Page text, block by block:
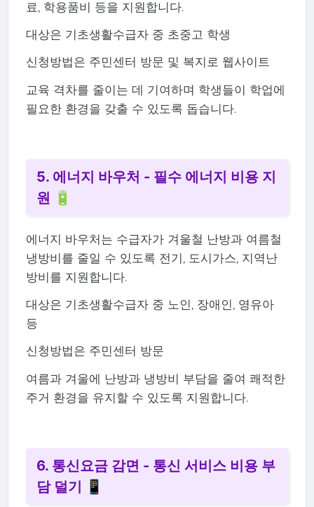
료, 학용품비 등을 지원합니다.
대상은 기초생활수급자 중 초중고 학생
신청방법은 주민센터 방문 및 복지로 웹사이트
교육 격차를 줄이는 데 기여하며 학생들이 학업에
필요한 환경을 갖출 수 있도록 돕습니다.
5. 에너지 바우처 - 필수 에너지 비용 지
원 🔋
에너지 바우처는 수급자가 겨울철 난방과 여름철
냉방비를 줄일 수 있도록 전기, 도시가스, 지역난
방비를 지원합니다.
대상은 기초생활수급자 중 노인, 장애인, 영유아
등
신청방법은 주민센터 방문
여름과 겨울에 난방과 냉방비 부담을 줄여 쾌적한
주거 환경을 유지할 수 있도록 지원합니다.
6. 통신요금 감면 - 통신 서비스 비용 부
담 덜기 📱